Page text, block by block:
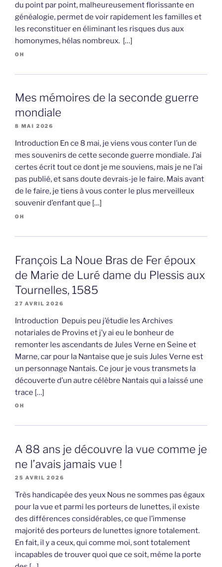
du point par point, malheureusement florissante en
généalogie, permet de voir rapidement les familles et
les reconstituer en éliminant les risques dus aux
homonymes, hélas nombreux. […]
OH
Mes mémoires de la seconde guerre
mondiale
8 MAI 2026
Introduction En ce 8 mai, je viens vous conter l’un de
mes souvenirs de cette seconde guerre mondiale. J’ai
certes écrit tout ce dont je me souviens, mais je ne l’ai
pas publié, et sans doute devrais-je le faire. Mais avant
de le faire, je tiens à vous conter le plus merveilleux
souvenir d’enfant que […]
OH
François La Noue Bras de Fer époux
de Marie de Luré dame du Plessis aux
Tournelles, 1585
27 AVRIL 2026
Introduction Depuis peu j’étudie les Archives
notariales de Provins et j’y ai eu le bonheur de
remonter les ascendants de Jules Verne en Seine et
Marne, car pour la Nantaise que je suis Jules Verne est
un personnage Nantais. Ce jour je vous transmets la
découverte d’un autre célèbre Nantais qui a laissé une
trace […]
OH
A 88 ans je découvre la vue comme je
ne l’avais jamais vue !
25 AVRIL 2026
Très handicapée des yeux Nous ne sommes pas égaux
pour la vue et parmi les porteurs de lunettes, il existe
des différences considérables, ce que l’immense
majorité des porteurs de lunettes ignore totalement.
En fait, il y a ceux, qui comme moi, sont totalement
incapables de trouver quoi que ce soit, même la porte